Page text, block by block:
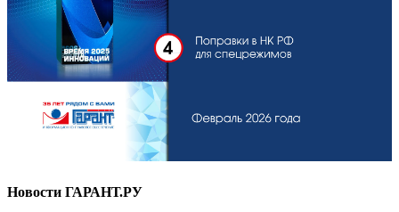
Новости ГАРАНТ.РУ